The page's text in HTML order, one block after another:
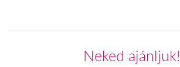
Neked ajánljuk!